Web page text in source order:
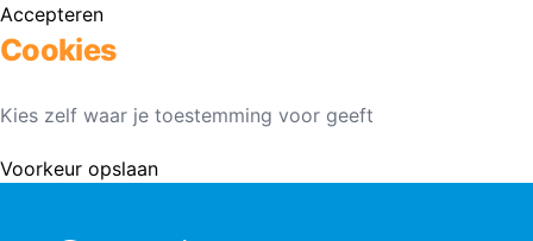
Accepteren
Cookies
Kies zelf waar je toestemming voor geeft
Voorkeur opslaan